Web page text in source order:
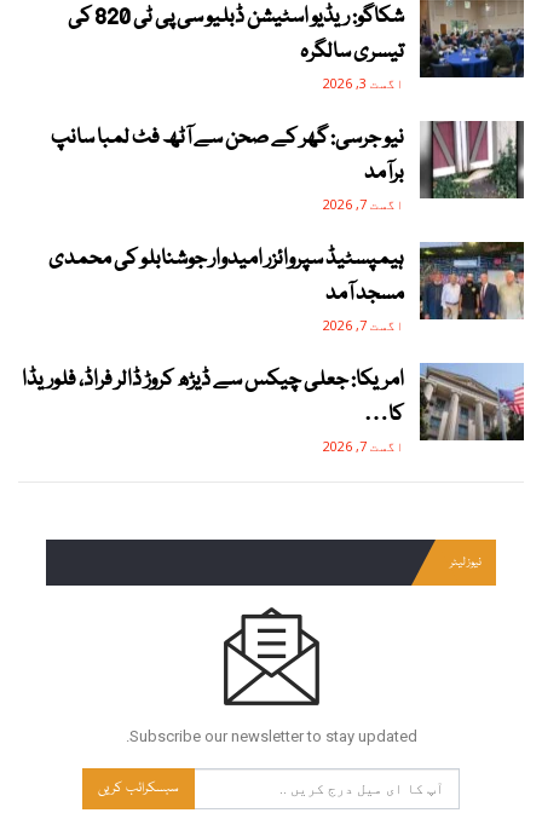
شکاگو: ریڈیو اسٹیشن ڈبلیو سی پی ٹی 820 کی
تیسری سالگرہ
اگست 3, 2026
نیو جرسی: گھر کے صحن سے آٹھ فٹ لمبا سانپ
برآمد
اگست 7, 2026
ہیمپسٹیڈ سپروائزر امیدوار جوشنابلو کی محمدی
مسجد آمد
اگست 7, 2026
امریکا: جعلی چیکس سے ڈیڑھ کروڑ ڈالر فراڈ، فلوریڈا
کا…
اگست 7, 2026
نیوز لیٹر
Subscribe our newsletter to stay updated.
سبسکرائب کریں